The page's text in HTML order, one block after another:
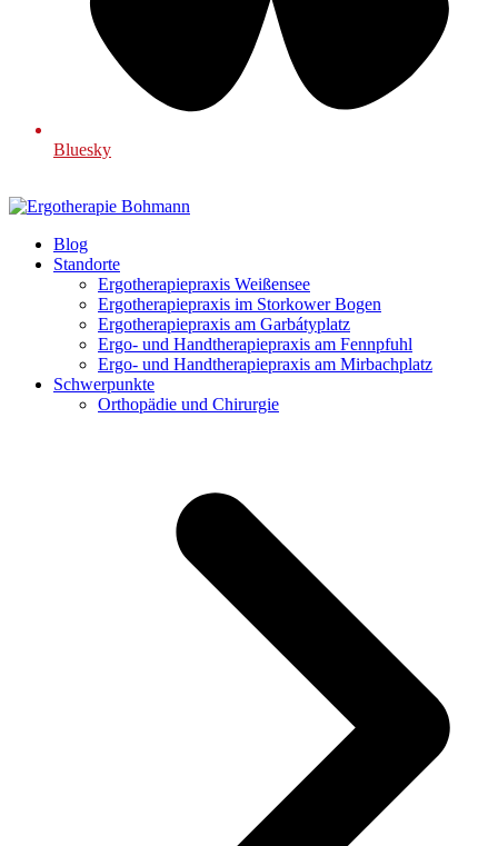
Bluesky
Blog
Standorte
Ergotherapiepraxis Weißensee
Ergotherapiepraxis im Storkower Bogen
Ergotherapiepraxis am Garbátyplatz
Ergo- und Handtherapiepraxis am Fennpfuhl
Ergo- und Handtherapiepraxis am Mirbachplatz
Schwerpunkte
Orthopädie und Chirurgie